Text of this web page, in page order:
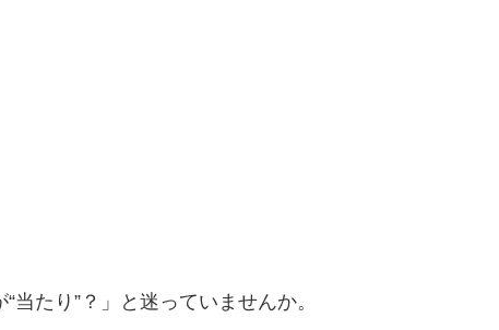
当たり”？」と迷っていませんか。